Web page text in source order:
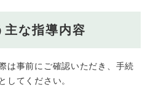
な指導内容
は事前にご確認いただき、手続
してください。